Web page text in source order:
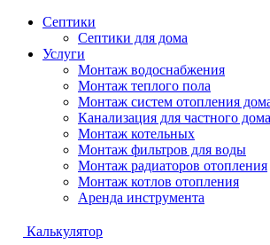
Септики
Септики для дома
Услуги
Монтаж водоснабжения
Монтаж теплого пола
Монтаж систем отопления
Канализация для частного дома
Монтаж котельных
Монтаж фильтров для воды
Монтаж радиаторов отопления
Монтаж котлов отопления
Аренда инструмента
Калькулятор